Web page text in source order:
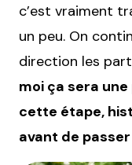
c’est vraiment
un peu. On
direction les
moi ça sera
cette étape,
avant de